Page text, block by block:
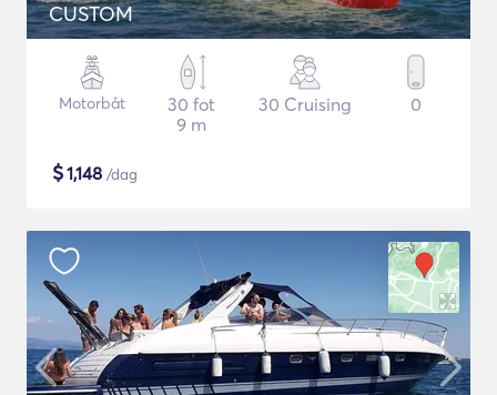
CUSTOM
Motorbåt
30 fot
9 m
30 Cruising 0
$1,148 /dag